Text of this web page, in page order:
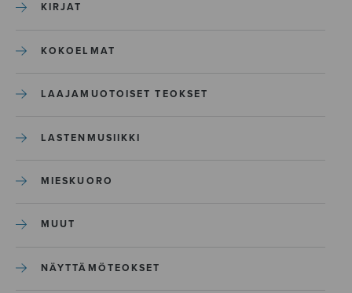
KIRJAT
KOKOELMAT
LAAJAMUOTOISET TEOKSET
LASTENMUSIIKKI
MIESKUORO
MUUT
NÄYTTÄMÖTEOKSET